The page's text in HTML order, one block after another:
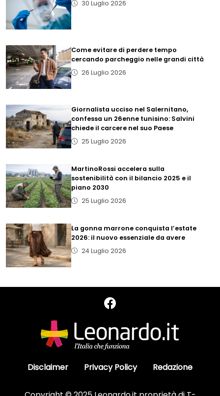
30 Luglio 2026
Come evitare di perdere tempo
cercando parcheggio nelle grandi città
26 Luglio 2026
Giornalista ucciso nel Salernitano,
confessa un 26enne tunisino: Salvini
chiede il carcere nel suo Paese
25 Luglio 2026
MartinoRossi accelera sulla
sostenibilità con il bilancio 2025 e il
piano 2030
25 Luglio 2026
La gonna marrone conquista l’estate
2026: il nuovo essenziale da avere
24 Luglio 2026
Disclaimer Privacy Policy Redazione